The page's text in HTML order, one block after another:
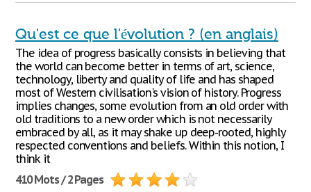
Qu'est ce que l'évolution ? (en anglais)
The idea of progress basically consists in believing that
the world can become better in terms of art, science,
technology, liberty and quality of life and has shaped
most of Western civilisation's vision of history. Progress
implies changes, some evolution from an old order with
old traditions to a new order which is not necessarily
embraced by all, as it may shake up deep-rooted, highly
respected conventions and beliefs. Within this notion, I
think it
410 Mots / 2 Pages